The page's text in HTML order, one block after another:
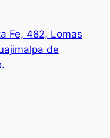
Fe, 482, Lomas
de